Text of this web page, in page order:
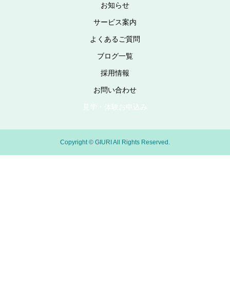
お知らせ
サービス案内
よくあるご質問
ブログ一覧
採用情報
お問い合わせ
見学・体験お申込み
Copyright © GIURI All Rights Reserved.